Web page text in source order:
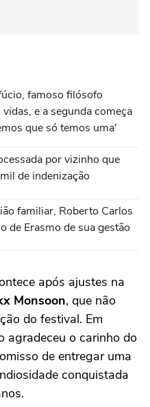
famoso filósofo
e a segunda começa
que só temos uma'
por vizinho que
de indenização
familiar, Roberto Carlos
de Erasmo de sua gestão
após ajustes na
Monsoon, que não
do festival. Em
agradeceu o carinho do
de entregar uma
conquistada